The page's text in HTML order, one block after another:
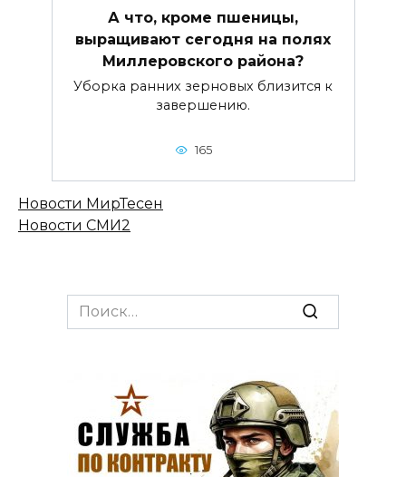
А что, кроме пшеницы,
выращивают сегодня на полях
Миллеровского района?
Уборка ранних зерновых близится к
завершению.
165
Новости МирТесен
Новости СМИ2
Search
for: